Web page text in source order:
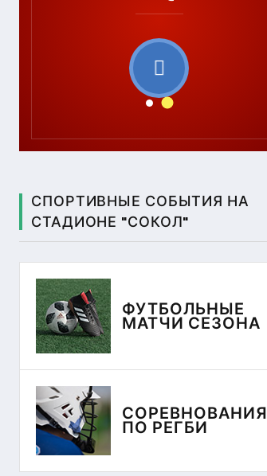
СПОРТИВНЫЕ СОБЫТИЯ НА
СТАДИОНЕ "СОКОЛ"
ФУТБОЛЬНЫЕ
МАТЧИ СЕЗОНА
СОРЕВНОВАНИЯ
ПО РЕГБИ